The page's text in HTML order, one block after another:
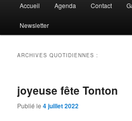
principal
Accueil Agenda Contact
Newsletter
ARCHIVES QUOTIDIENNES :
joyeuse fête Tonton
Publié le4 juillet 2022